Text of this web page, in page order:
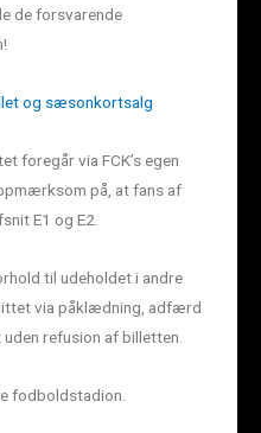
de forsvarende
og sæsonkortsalg
foregår via FCK’s egen
på, at fans af
E1 og E2.
til udeholdet i andre
via påklædning, adfærd
refusion af billetten.
fodboldstadion.